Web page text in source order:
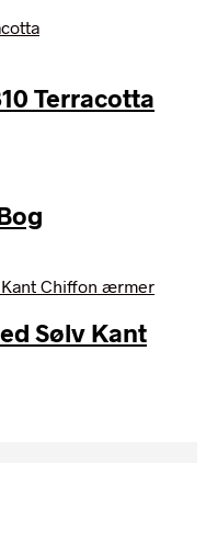
Terracotta
Sølv Kant